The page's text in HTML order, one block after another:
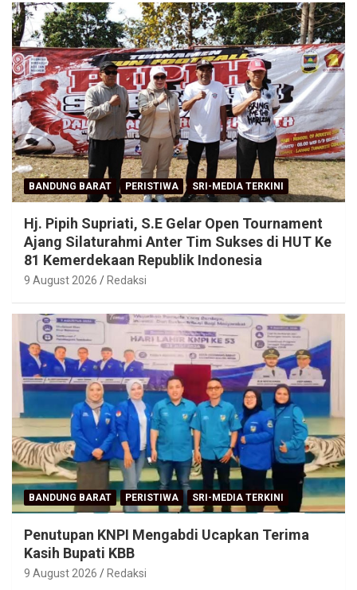
BANDUNG BARAT PERISTIWA SRI-MEDIA TERKINI
Hj. Pipih Supriati, S.E Gelar Open Tournament
Ajang Silaturahmi Anter Tim Sukses di HUT Ke
81 Kemerdekaan Republik Indonesia
9 August 2026 Redaksi
BANDUNG BARAT PERISTIWA SRI-MEDIA TERKINI
Penutupan KNPI Mengabdi Ucapkan Terima
Kasih Bupati KBB
9 August 2026 Redaksi